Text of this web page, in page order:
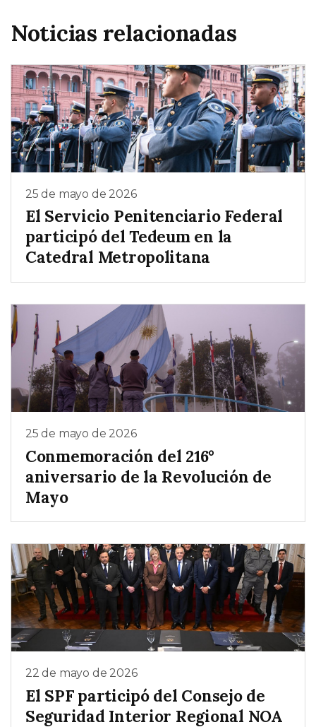
Noticias relacionadas
25 de mayo de 2026
El Servicio Penitenciario Federal
participó del Tedeum en la
Catedral Metropolitana
25 de mayo de 2026
Conmemoración del 216°
aniversario de la Revolución de
Mayo
22 de mayo de 2026
El SPF participó del Consejo de
Seguridad Interior Regional NOA